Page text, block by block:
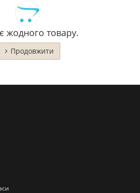
жодного товару.
Продовжити